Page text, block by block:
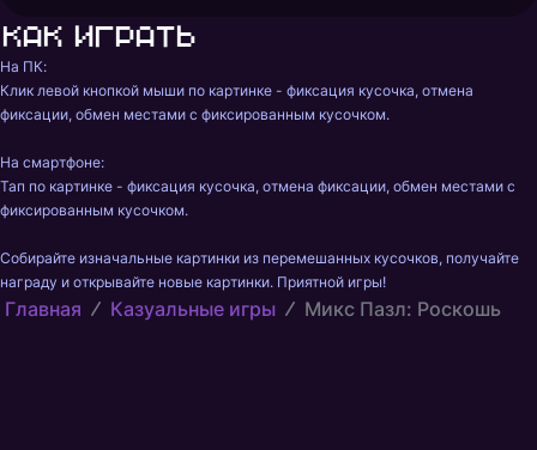
Как играть
На ПК:
Клик левой кнопкой мыши по картинке - фиксация кусочка, отмена
фиксации, обмен местами с фиксированным кусочком.
На смартфоне:
Тап по картинке - фиксация кусочка, отмена фиксации, обмен местами с
фиксированным кусочком.
Собирайте изначальные картинки из перемешанных кусочков, получайте
награду и открывайте новые картинки. Приятной игры!
Главная Казуальные игры Микс Пазл: Роскошь